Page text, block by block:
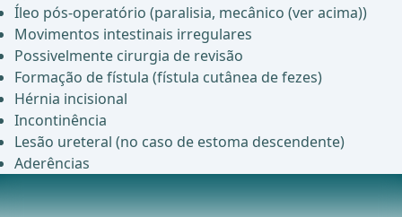
Íleo pós-operatório (paralisia, mecânico (ver acima))
Movimentos intestinais irregulares
Possivelmente cirurgia de revisão
Formação de fístula (fístula cutânea de fezes)
Hérnia incisional
Incontinência
Lesão ureteral (no caso de estoma descendente)
Aderências
Anestesia